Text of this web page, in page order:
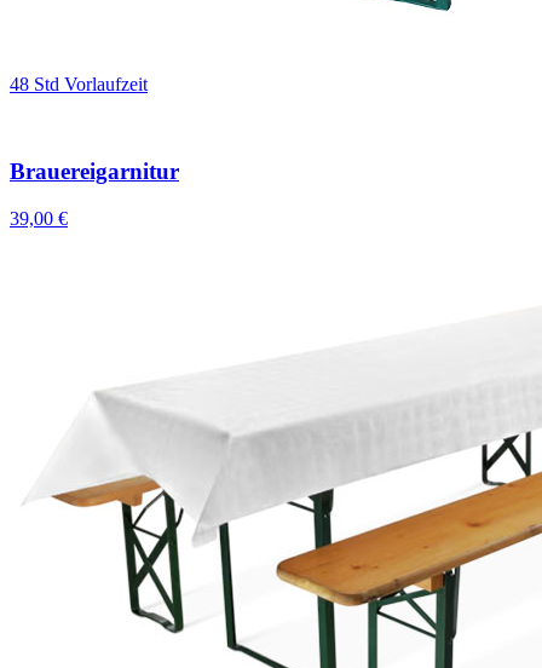
48 Std Vorlaufzeit
Brauereigarnitur
39,00 €